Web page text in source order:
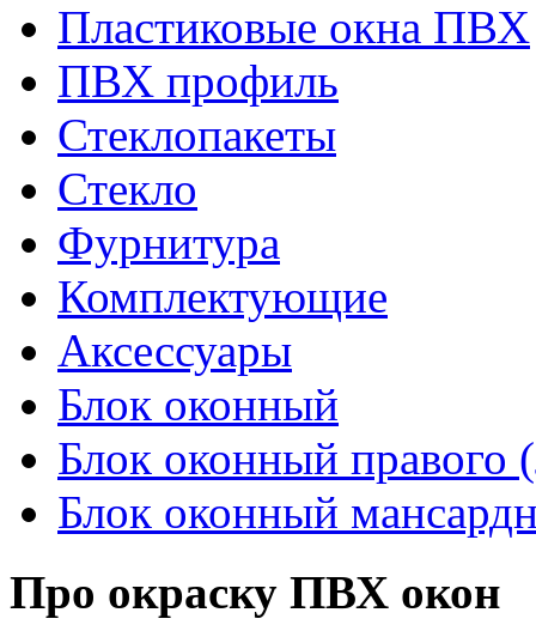
Пластиковые окна ПВХ
ПВХ профиль
Стеклопакеты
Стекло
Фурнитура
Комплектующие
Аксессуары
Блок оконный
Блок оконный правого
Блок оконный
Про окраску ПВХ окон